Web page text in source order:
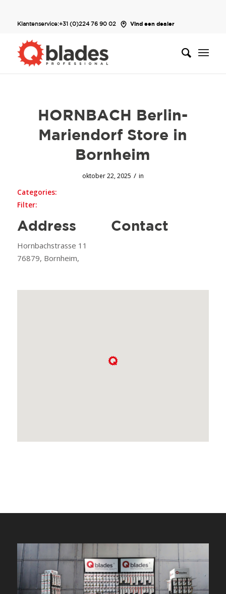
Klantenservice:+31 (0)224 76 90 02 Vind een dealer
HORNBACH Berlin-
Mariendorf Store in
Bornheim
oktober 22, 2025 / in
Categories:
Filter:
Address
Hornbachstrasse 11
76879, Bornheim,
Contact